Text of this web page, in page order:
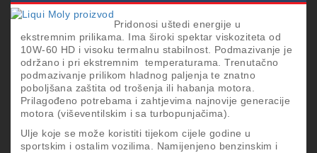
Pridonosi uštedi energije u
ekstremnim prilikama. Ima široki spektar viskoziteta od
10W-60 HD i visoku termalnu stabilnost. Podmazivanje je
održano i pri ekstremnim temperaturama. Trenutačno
podmazivanje prilikom hladnog paljenja te znatno
poboljšana zaštita od trošenja ili habanja motora.
Prilagođeno potrebama i zahtjevima najnovije generacije
motora (viševentilskim i sa turbopunjačima).
Ulje koje se može koristiti tijekom cijele godine u
sportskim i ostalim vozilima. Namijenjeno benzinskim i